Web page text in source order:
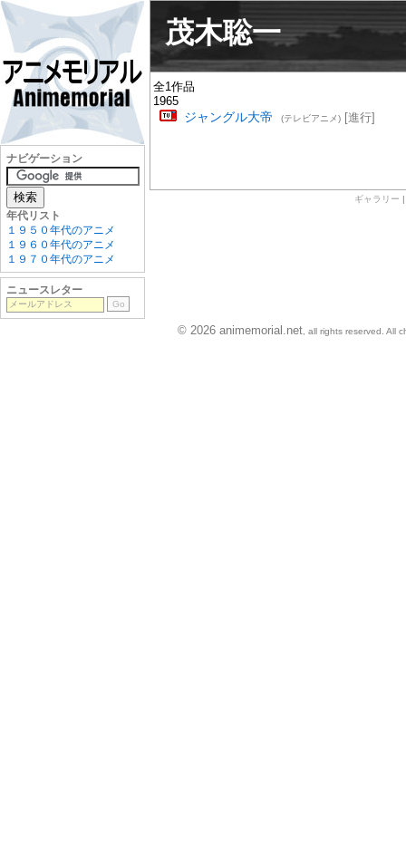
茂木聡一
全1作品
1965
ジャングル大帝 (テレビアニメ)[進行]
ギャラリー
ナビゲーション
年代リスト
１９５０年代のアニメ
１９６０年代のアニメ
１９７０年代のアニメ
ニュースレター
© 2026 animemorial.net , all rights reserved. All